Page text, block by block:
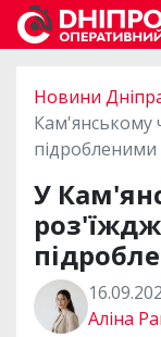
Новини
Кам'янському
У
Аліна